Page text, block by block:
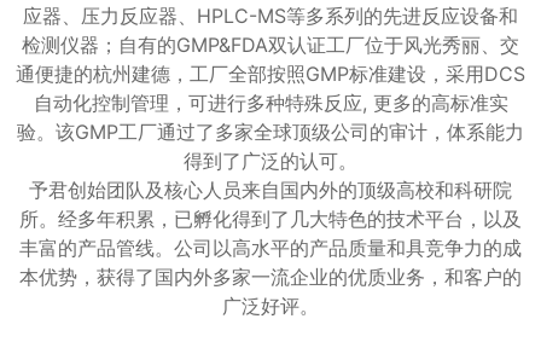
应器、压力反应器、HPLC-MS等多系列的先进反应设备和
检测仪器；自有的GMP&FDA双认证工厂位于风光秀丽、交
通便捷的杭州建德，工厂全部按照GMP标准建设，采用DCS
自动化控制管理，可进行多种特殊反应, 更多的高标准实
验。该GMP工厂通过了多家全球顶级公司的审计，体系能力
得到了广泛的认可。
予君创始团队及核心人员来自国内外的顶级高校和科研院
所。经多年积累，已孵化得到了几大特色的技术平台，以及
丰富的产品管线。公司以高水平的产品质量和具竞争力的成
本优势，获得了国内外多家一流企业的优质业务，和客户的
广泛好评。